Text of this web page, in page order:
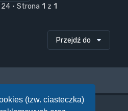
(tzw. ciasteczka)
• Strona 1 z 1
Przejdź do